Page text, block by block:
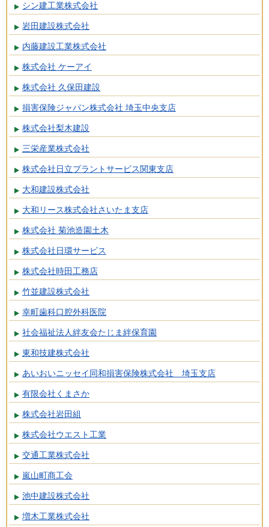
シン建工業株式会社
岩田建設株式会社
内藤建設工業株式会社
株式会社 ケーアイ
株式会社 久保田建設
損害保険ジャパン株式会社 埼玉中央支店
株式会社梨木建設
三栄産業株式会社
株式会社日立プラントサービス関東支店
大和建設株式会社
大和リース株式会社さいたま支店
株式会社 菊池造園土木
株式会社日環サービス
株式会社時田工務店
竹並建設株式会社
幸町歯科口腔外科医院
社会福祉法人絆友会たじま絆保育園
東和技建株式会社
あいおいニッセイ同和損害保険株式会社 埼玉支店
有限会社くまさか
株式会社岩田組
株式会社ウエスト工業
交通工業株式会社
嵐山町商工会
池中建設株式会社
増木工業株式会社